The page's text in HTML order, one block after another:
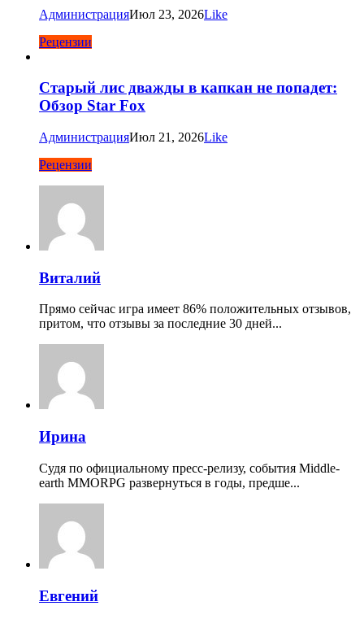
АдминистрацияИюл 23, 2026Like
Рецензии
Старый лис дважды в капкан не попадет:
Обзор Star Fox
АдминистрацияИюл 21, 2026Like
Рецензии
Виталий
Прямо сейчас игра имеет 86% положительных отзывов,
притом, что отзывы за последние 30 дней...
Ирина
Судя по официальному пресс-релизу, события Middle-
earth MMORPG развернуться в годы, предше...
Евгений